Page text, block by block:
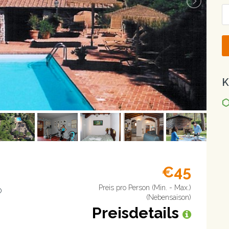
€45
Preis pro Person (Min. - Max.)
(Nebensaison)
Preisdetails